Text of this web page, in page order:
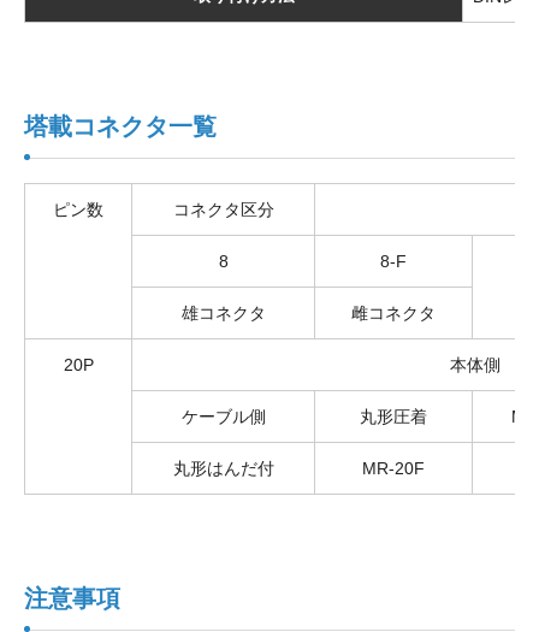
塔載コネクタ一覧
ピン数 コネクタ区分
8 8-F
雄コネクタ 雌コネクタ
20P 本体側
ケーブル側 丸形圧着
丸形はんだ付 MR-20F
注意事項